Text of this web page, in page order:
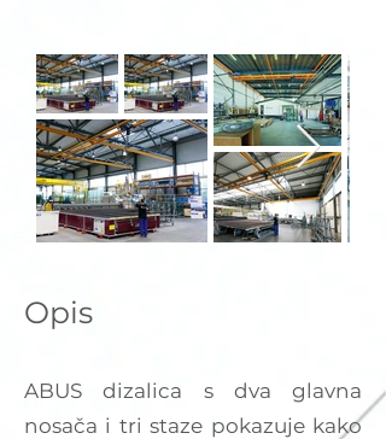
Opis
ABUS dizalica s dva glavna
nosača i tri staze pokazuje kako